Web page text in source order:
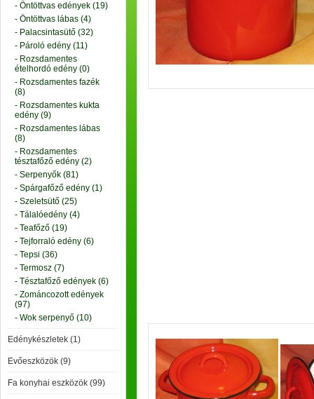
- Öntöttvas edények (19)
- Öntöttvas lábas (4)
- Palacsintasütő (32)
- Pároló edény (11)
- Rozsdamentes
ételhordó edény (0)
- Rozsdamentes fazék
(8)
- Rozsdamentes kukta
edény (9)
- Rozsdamentes lábas
(8)
- Rozsdamentes
tésztafőző edény (2)
- Serpenyők (81)
- Spárgafőző edény (1)
- Szeletsütő (25)
- Tálalóedény (4)
- Teafőző (19)
- Tejforraló edény (6)
- Tepsi (36)
- Termosz (7)
- Tésztafőző edények (6)
- Zománcozott edények
(97)
- Wok serpenyő (10)
Edénykészletek (1)
Evőeszközök (9)
Fa konyhai eszközök (99)